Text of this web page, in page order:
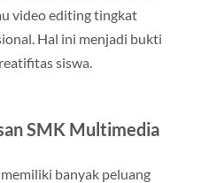
video editing tingkat
Hal ini menjadi bukti
siswa.
SMK Multimedia
banyak peluang